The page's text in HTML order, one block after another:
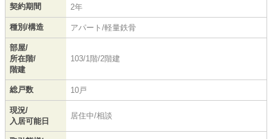
契約期間 2年
種別/構造 アパート/軽量鉄骨
部屋/
所在階/
階建
103/1階/2階建
総戸数 10戸
現況/
入居可能日
居住中/相談